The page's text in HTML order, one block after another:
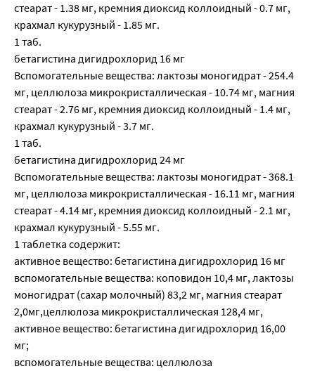
стеарат - 1.38 мг, кремния диоксид коллоидный - 0.7 мг,
крахмал кукурузный - 1.85 мг.
1 таб.
бетагистина дигидрохлорид 16 мг
Вспомогательные вещества: лактозы моногидрат - 254.4
мг, целлюлоза микрокристаллическая - 10.74 мг, магния
стеарат - 2.76 мг, кремния диоксид коллоидный - 1.4 мг,
крахмал кукурузный - 3.7 мг.
1 таб.
бетагистина дигидрохлорид 24 мг
Вспомогательные вещества: лактозы моногидрат - 368.1
мг, целлюлоза микрокристаллическая - 16.11 мг, магния
стеарат - 4.14 мг, кремния диоксид коллоидный - 2.1 мг,
крахмал кукурузный - 5.55 мг.
1 таблетка содержит:
активное вещество: бетагистина дигидрохлорид 16 мг
вспомогательные вещества: коповидон 10,4 мг, лактозы
моногидрат (сахар молочный) 83,2 мг, магния стеарат
2,0мг,целлюлоза микрокристаллическая 128,4 мг,
активное вещество: бетагистина дигидрохлорид 16,00
мг;
вспомогательные вещества: целлюлоза